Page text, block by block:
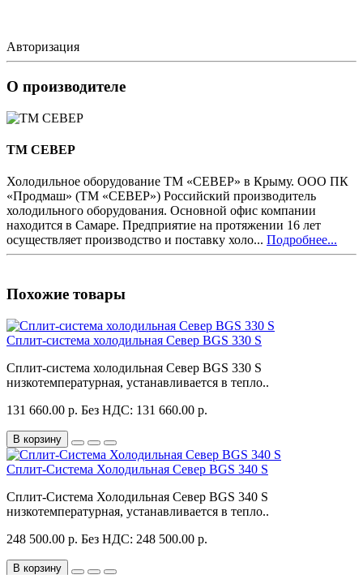
Авторизация
О производителе
ТМ СЕВЕР
Холодильное оборудование ТМ «СЕВЕР» в Крыму. ООО ПК
«Продмаш» (ТМ «СЕВЕР») Российский производитель
холодильного оборудования. Основной офис компании
находится в Самаре. Предприятие на протяжении 16 лет
осуществляет производство и поставку холо... Подробнее...
Похожие товары
Сплит-система холодильная Север BGS 330 S
Сплит-система холодильная Север BGS 330 S
низкотемпературная, устанавливается в тепло..
131 660.00 р. Без НДС: 131 660.00 р.
В корзину
Сплит-Система Холодильная Север BGS 340 S
Сплит-Система Холодильная Север BGS 340 S
низкотемпературная, устанавливается в тепло..
248 500.00 р. Без НДС: 248 500.00 р.
В корзину